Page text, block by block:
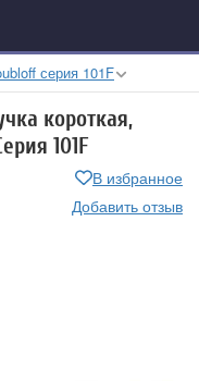
серия 101F
короткая,
101F
В избранное
Добавить отзыв